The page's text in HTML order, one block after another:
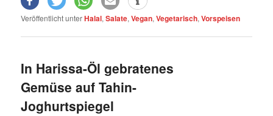
Veröffentlicht unterHalal,Salate,Vegan,Vegetarisch,Vorspeisen
In Harissa-Öl gebratenes
Gemüse auf Tahin-
Joghurtspiegel